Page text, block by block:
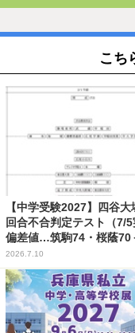
こち
【中学受験2027】四谷
回合不合判定テスト（7/5
偏差値…筑駒74・桜蔭70
2026.7.10